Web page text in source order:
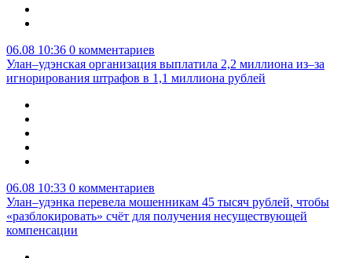
06.08 10:36 0 комментариев
Улан–удэнская организация выплатила 2,2 миллиона из–за
игнорирования штрафов в 1,1 миллиона рублей
06.08 10:33 0 комментариев
Улан–удэнка перевела мошенникам 45 тысяч рублей, чтобы
«разблокировать» счёт для получения несуществующей
компенсации